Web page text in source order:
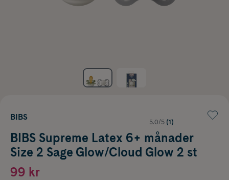
BIBS
5.0/5 (1)
BIBS Supreme Latex 6+ månader
Size 2 Sage Glow/Cloud Glow 2 st
99 kr